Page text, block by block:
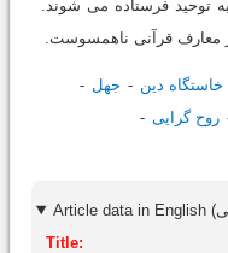
توحید فرستاده می شوند.
معارف قرآنی ناهمسوست.
خاستگاه دین
جهل
روح گرایی
Title: